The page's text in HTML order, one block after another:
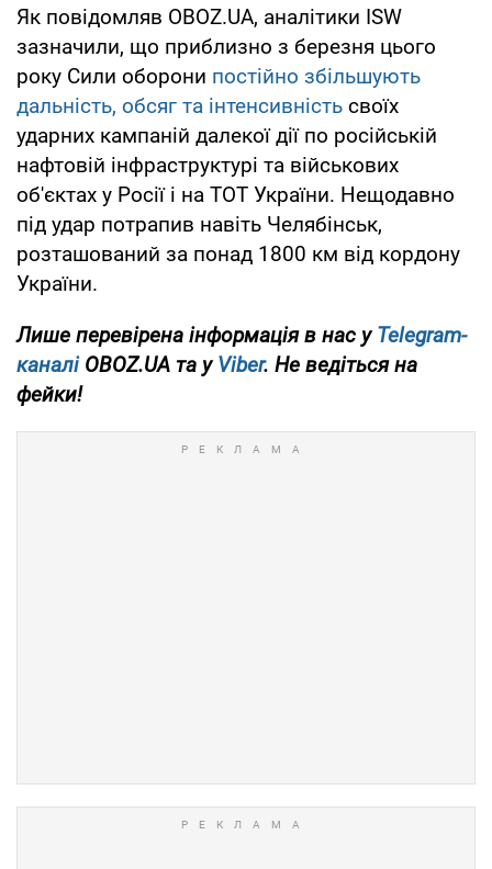
Як повідомляв OBOZ.UA, аналітики ISW
зазначили, що приблизно з березня цього
року Сили оборони постійно збільшують
дальність, обсяг та інтенсивність своїх
ударних кампаній далекої дії по російській
нафтовій інфраструктурі та військових
об'єктах у Росії і на ТОТ України. Нещодавно
під удар потрапив навіть Челябінськ,
розташований за понад 1800 км від кордону
України.
Лише перевірена інформація в нас уTelegram-
каналіOBOZ.UA та уViber. Не ведіться на
фейки!